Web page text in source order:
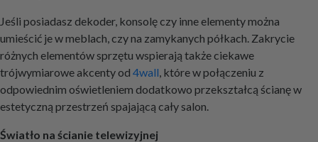
Jeśli posiadasz dekoder, konsolę czy inne elementy można
umieścić je w meblach, czy na zamykanych półkach. Zakrycie
różnych elementów sprzętu wspierają także ciekawe
trójwymiarowe akcenty od 4wall, które w połączeniu z
odpowiednim oświetleniem dodatkowo przekształcą ścianę w
estetyczną przestrzeń spajającą cały salon.
Światło na ścianie telewizyjnej